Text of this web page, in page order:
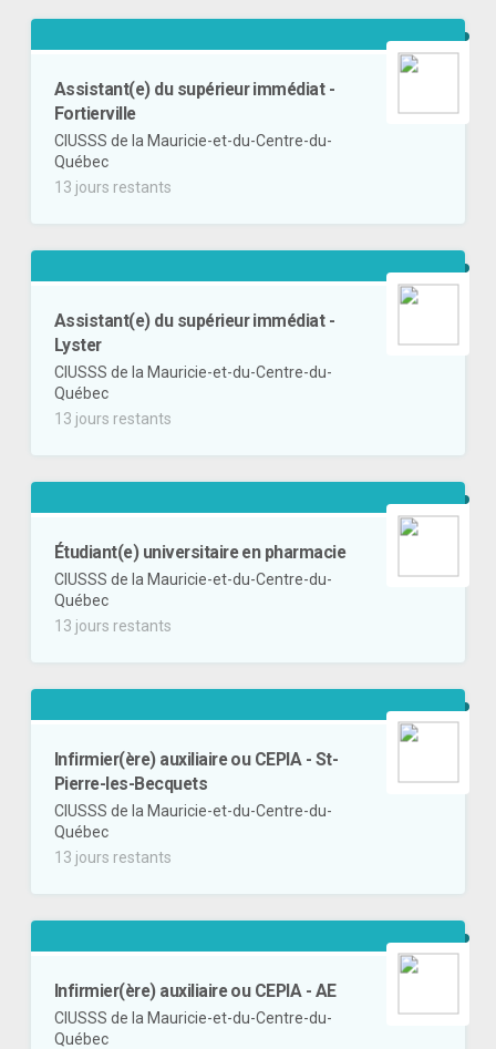
Assistant(e) du supérieur immédiat -
Fortierville
CIUSSS de la Mauricie-et-du-Centre-du-
Québec
13 jours restants
Assistant(e) du supérieur immédiat -
Lyster
CIUSSS de la Mauricie-et-du-Centre-du-
Québec
13 jours restants
Étudiant(e) universitaire en pharmacie
CIUSSS de la Mauricie-et-du-Centre-du-
Québec
13 jours restants
Infirmier(ère) auxiliaire ou CEPIA - St-
Pierre-les-Becquets
CIUSSS de la Mauricie-et-du-Centre-du-
Québec
13 jours restants
Infirmier(ère) auxiliaire ou CEPIA - AE
CIUSSS de la Mauricie-et-du-Centre-du-
Québec